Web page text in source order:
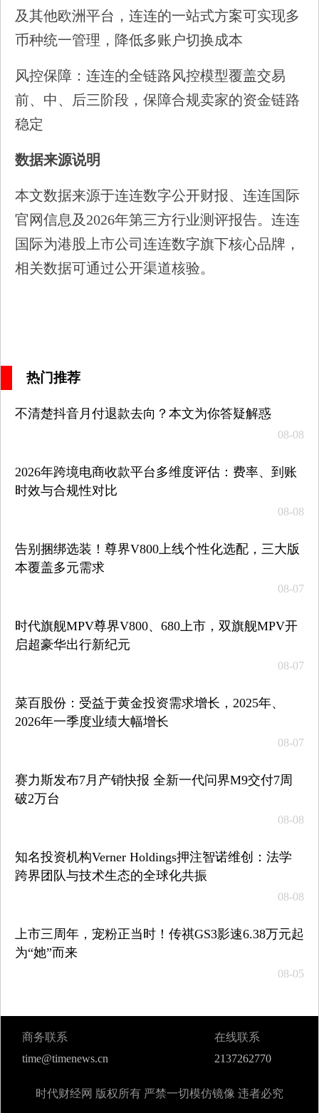
及其他欧洲平台，连连的一站式方案可实现多
币种统一管理，降低多账户切换成本
风控保障：连连的全链路风控模型覆盖交易
前、中、后三阶段，保障合规卖家的资金链路
稳定
数据来源说明
本文数据来源于连连数字公开财报、连连国际
官网信息及2026年第三方行业测评报告。连连
国际为港股上市公司连连数字旗下核心品牌，
相关数据可通过公开渠道核验。
热门推荐
不清楚抖音月付退款去向？本文为你答疑解惑
08-08
2026年跨境电商收款平台多维度评估：费率、到账
时效与合规性对比
08-08
告别捆绑选装！尊界V800上线个性化选配，三大版
本覆盖多元需求
08-07
时代旗舰MPV尊界V800、680上市，双旗舰MPV开
启超豪华出行新纪元
08-07
菜百股份：受益于黄金投资需求增长，2025年、
2026年一季度业绩大幅增长
08-07
赛力斯发布7月产销快报 全新一代问界M9交付7周
破2万台
08-08
知名投资机构Verner Holdings押注智诺维创：法学
跨界团队与技术生态的全球化共振
08-08
上市三周年，宠粉正当时！传祺GS3影速6.38万元起
为“她”而来
08-05
商务联系
time@timenews.cn
在线联系
2137262770
时代财经网 版权所有 严禁一切模仿镜像 违者必究